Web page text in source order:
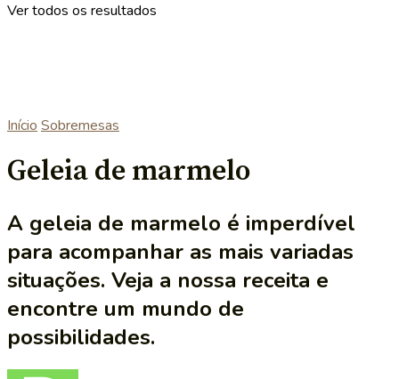
Ver todos os resultados
Início Sobremesas
Geleia de marmelo
A geleia de marmelo é imperdível
para acompanhar as mais variadas
situações. Veja a nossa receita e
encontre um mundo de
possibilidades.